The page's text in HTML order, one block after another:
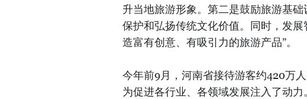
升当地旅游形象。第二是鼓励旅游基
保护和弘扬传统文化价值。同时，发
造富有创意、有吸引力的旅游产品”。
今年前9月，河南省接待游客约420万
为促进各行业、各领域发展注入了动力